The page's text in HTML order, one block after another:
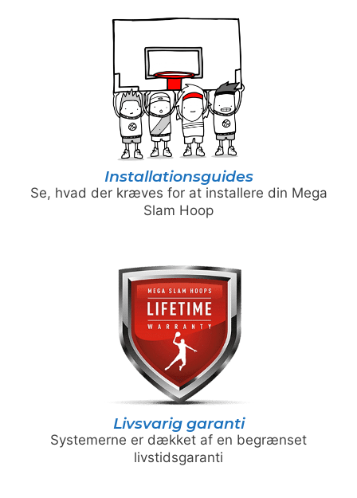
Installationsguides
Se, hvad der kræves for at installere din Mega
Slam Hoop
Livsvarig garanti
Systemerne er dækket af en begrænset
livstidsgaranti